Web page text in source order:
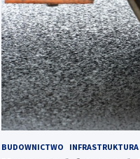
BUDOWNICTWO INFRASTRUKTURA